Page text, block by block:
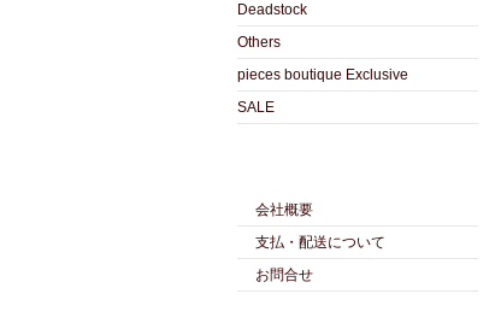
Deadstock
Others
pieces boutique Exclusive
SALE
会社概要
支払・配送について
お問合せ